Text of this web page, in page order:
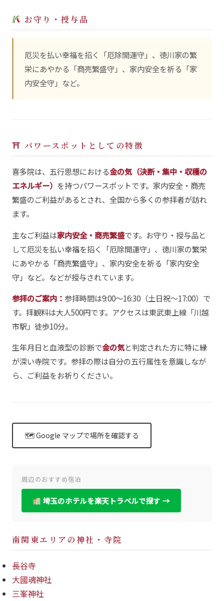
お守り・授与品
厄災を払い幸福を招く「厄除開運守」、徳川家の繁
栄にあやかる「商売繁盛守」、家内安全を祈る「家
内安全守」など。
⛩ パワースポットとしての特徴
喜多院は、五行思想における金の気（決断・集中・収穫の
エネルギー） を持つパワースポットです。家内安全・商売
繁盛のご利益があるとされ、全国から多くの参拝者が訪れ
ます。
主なご利益は家内安全・商売繁盛です。お守り・授与品と
して厄災を払い幸福を招く「厄除開運守」、徳川家の繁栄
にあやかる「商売繁盛守」、家内安全を祈る「家内安全
守」など。などが授与されています。
参拝のご案内： 参拝時間は9:00〜16:30（土日祝〜17:00）で
す。拝観料は大人500円です。アクセスは東武東上線「川越
市駅」徒歩10分。
生年月日と血液型の診断で金の気と判定された方に特に縁
が深い寺院です。参拝の際は自分の五行属性を意識しなが
ら、ご利益をお祈りください。
🗺 Google マップで場所を確認する
周辺のおすすめ宿泊
埼玉のホテルを楽天トラベルで探す →
南関東エリアの神社・寺院
長谷寺
大國魂神社
三峯神社